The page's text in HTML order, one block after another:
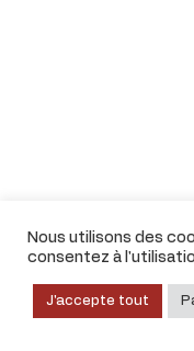
Nous utilisons des
consentez à
J'accepte tout